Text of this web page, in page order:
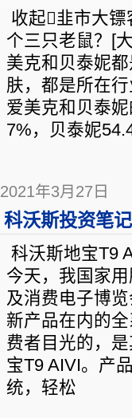
收起韭市大镖
个三只老鼠？[
美克和贝泰妮
肤，都是所在
爱美克和贝泰
7%，贝泰妮
2021年3月27日
科沃斯投资笔
科沃斯地宝T9
今天，我国家
及消费电子博
新产品在内的
费者目光的，
宝T9 AIVI。产
统，轻松